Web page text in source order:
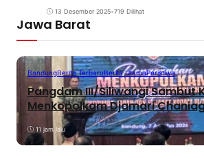
13 Desember 2025•719 Dilihat
Jawa Barat
BandungBerita TerbaruBerita UtamaPeristiwa
Pangdam III/Siliwangi Sambut
Menkopolkam Djamari
11 jam lalu